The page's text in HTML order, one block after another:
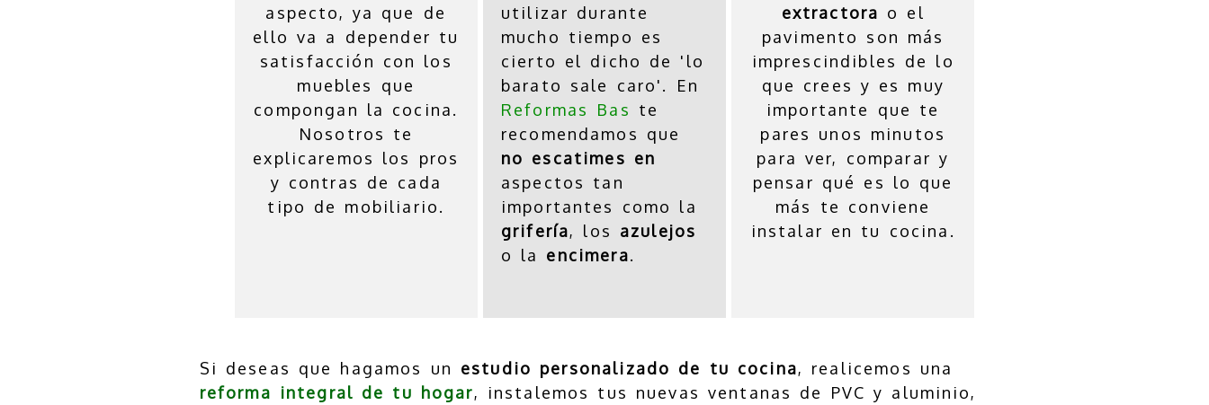
aspecto, ya que de
ello va a depender tu
satisfacción con los
muebles que
compongan la cocina.
Nosotros te
explicaremos los pros
y contras de cada
tipo de mobiliario.
utilizar durante
mucho tiempo es
cierto el dicho de 'lo
barato sale caro'. En
Reformas Bas te
recomendamos que
no escatimes en
aspectos tan
importantes como la
grifería, los azulejos
o la encimera.
extractora o el
pavimento son más
imprescindibles de lo
que crees y es muy
importante que te
pares unos minutos
para ver, comparar y
pensar qué es lo que
más te conviene
instalar en tu cocina.
Si deseas que hagamos un estudio personalizado de tu cocina, realicemos una
reforma integral de tu hogar, instalemos tus nuevas ventanas de PVC y aluminio,